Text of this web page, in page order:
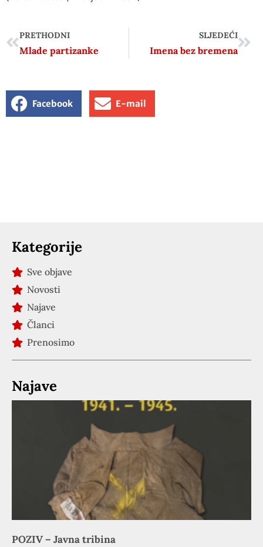
PRETHODNI
Mlade partizanke
SLJEDEĆI
Imena bez bremena
Facebook E-mail
Kategorije
Sve objave
Novosti
Najave
Članci
Prenosimo
Najave
POZIV – Javna tribina